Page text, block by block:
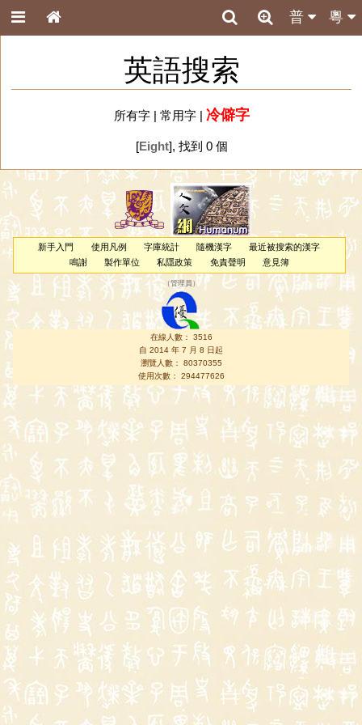
粵
普
英語搜索
所有字| 常用字| 冷僻字
[Eight], 找到 0 個
新手入門 使用凡例 字庫統計 隨機漢字
最近被搜索的漢字
鳴謝
製作單位 私隱政策 免責聲明 意見簿
（管理員 ）
在線人數： 3516
自 2014 年 7 月 8 日起
瀏覽人數： 80370355
使用次數： 294477626